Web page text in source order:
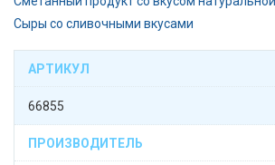
Сыры со сливочными вкусами
АРТИКУЛ
66855
ПРОИЗВОДИТЕЛЬ